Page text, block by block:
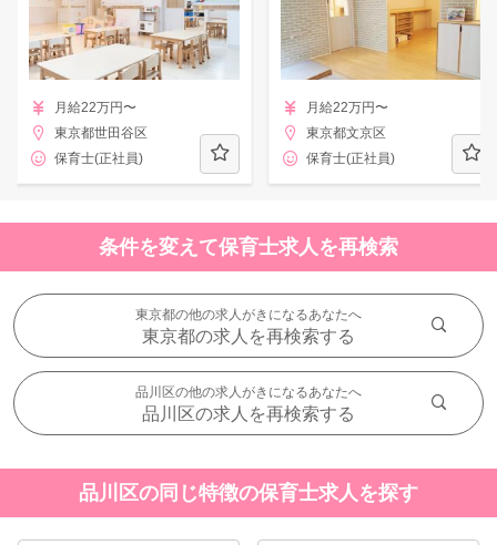
月給22万円〜
東京都世田谷区
保育士(正社員)
月給22万円〜
東京都文京区
保育士(正社員)
条件を変えて保育士求人を再検索
東京都の他の求人がきになるあなたへ
東京都の求人を再検索する
品川区の他の求人がきになるあなたへ
品川区の求人を再検索する
品川区の同じ特徴の保育士求人を探す